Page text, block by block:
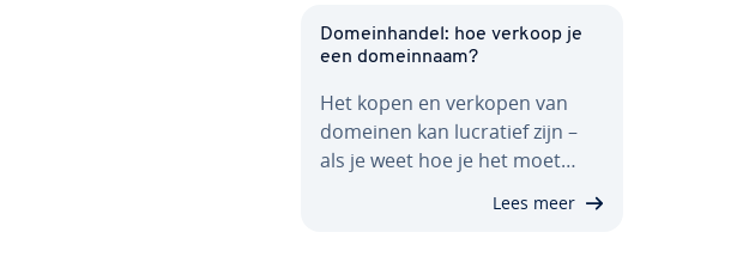
Do­mein­han­del: hoe verkoop je
een do­mein­naam?
Het kopen en verkopen van
domeinen kan lucratief zijn –
als je weet hoe je het moet…
Lees meer